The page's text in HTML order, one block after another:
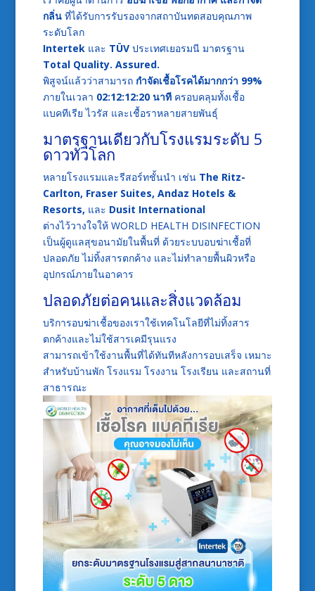
กลิ่นที่ได้รับการรับรองจากสถาบันทดสอบคุณภาพ
ระดับโลก
Intertekและ TÜVประเทศเยอรมนี มาตรฐาน
Total Quality. Assured.
พิสูจน์แล้วว่าสามารถ กำจัดเชื้อโรคได้มากกว่า 99%
ภายในเวลา 02:12:12:20 นาทีครอบคลุมทั้งเชื้อ
แบคทีเรีย ไวรัส และเชื้อราหลายสายพันธุ์
มาตรฐานเดียวกับโรงแรมระดับ 5
ดาวทั่วโลก
หลายโรงแรมและรีสอร์ทชั้นนำ เช่น The Ritz-
Carlton, Fraser Suites, Andaz Hotels &
Resorts, และ Dusit International
ต่างไว้วางใจให้ WORLD HEALTH DISINFECTION
เป็นผู้ดูแลสุขอนามัยในพื้นที่ ด้วยระบบอบฆ่าเชื้อที่
ปลอดภัย ไม่ทิ้งสารตกค้าง และไม่ทำลายพื้นผิวหรือ
อุปกรณ์ภายในอาคาร
ปลอดภัยต่อคนและสิ่งแวดล้อม
บริการอบฆ่าเชื้อของเราใช้เทคโนโลยีที่ไม่ทิ้งสาร
ตกค้างและไม่ใช้สารเคมีรุนแรง
สามารถเข้าใช้งานพื้นที่ได้ทันทีหลังการอบเสร็จ เหมาะ
สำหรับบ้านพัก โรงแรม โรงงาน โรงเรียน และสถานที่
สาธารณะ